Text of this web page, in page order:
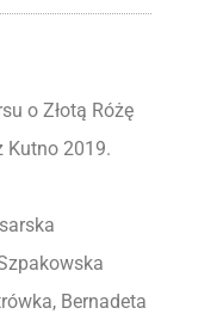
o Złotą Różę
Kutno 2019.
Bernadeta